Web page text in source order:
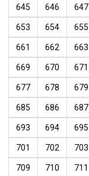
645 646 647
653 654 655
661 662 663
669 670 671
677 678 679
685 686 687
693 694 695
701 702 703
709 710 711